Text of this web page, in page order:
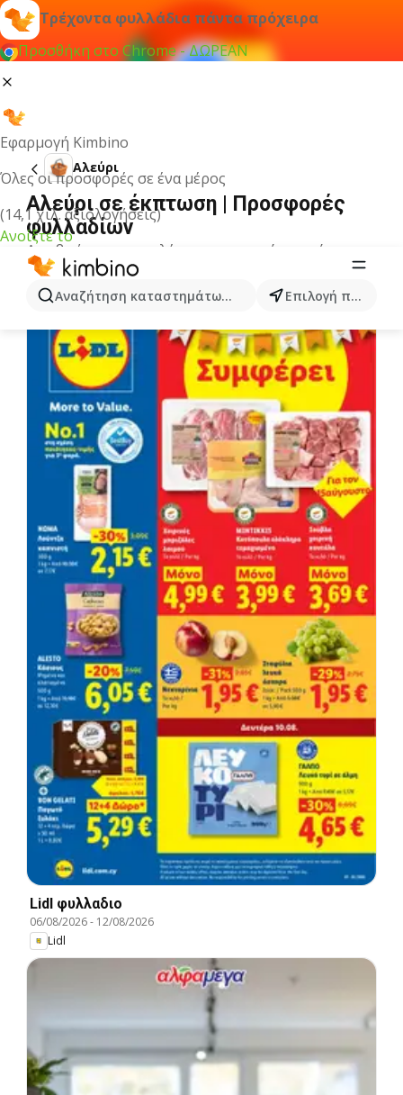
Τρέχοντα φυλλάδια πάντα πρόχειρα
Προσθήκη στο Chrome - ΔΩΡΕΑΝ
Εφαρμογή Kimbino
Όλες οι προσφορές σε ένα μέρος
(14,1 χιλ. αξιολογήσεις)
Ανοίξτε το
Αναζήτηση καταστημάτων, κατηγοριών, προϊόντων...
Επιλογή πόλης
Αλεύρι
Αλεύρι σε έκπτωση | Προσφορές
φυλλαδίων
Δεν βρήκαμε αποτελέσματα για αυτόν τον όρο.
Άλλα φυλλάδια από την κατηγορία
Lidl φυλλαδιο
06/08/2026- 12/08/2026
Lidl